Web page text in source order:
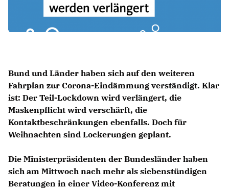
CDU Brandenburg
CDU Potsdam
Bund und Länder haben sich auf den weiteren
Fahrplan zur Corona-Eindämmung verständigt. Klar
ist: Der Teil-Lockdown wird verlängert, die
Maskenpflicht wird verschärft, die
Kontaktbeschränkungen ebenfalls. Doch für
Weihnachten sind Lockerungen geplant.
Die Ministerpräsidenten der Bundesländer haben
sich am Mittwoch nach mehr als siebenstündigen
Beratungen in einer Video-Konferenz mit